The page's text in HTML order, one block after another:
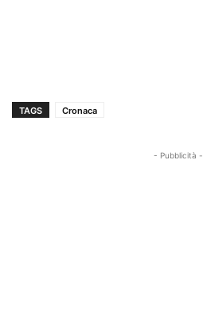
TAGS Cronaca
- Pubblicità -